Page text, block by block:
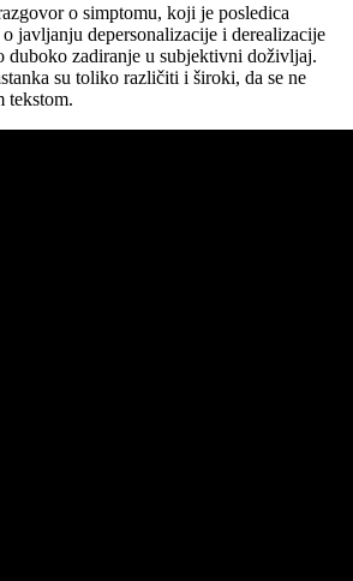
o simptomu, koji je posledica
javljanju depersonalizacije i derealizacije
duboko zadiranje u subjektivni doživljaj.
su toliko različiti i široki, da se ne
tekstom.